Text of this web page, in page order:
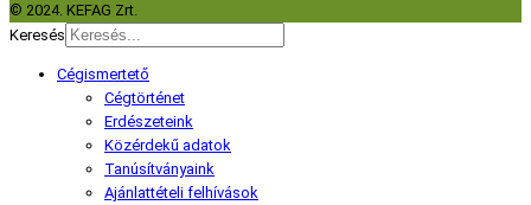
© 2024. KEFAG Zrt.
Keresés
Cégismertető
Cégtörténet
Erdészeteink
Közérdekű adatok
Tanúsítványaink
Ajánlattételi felhívások